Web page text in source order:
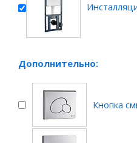
Дополнительно:
Кнопка